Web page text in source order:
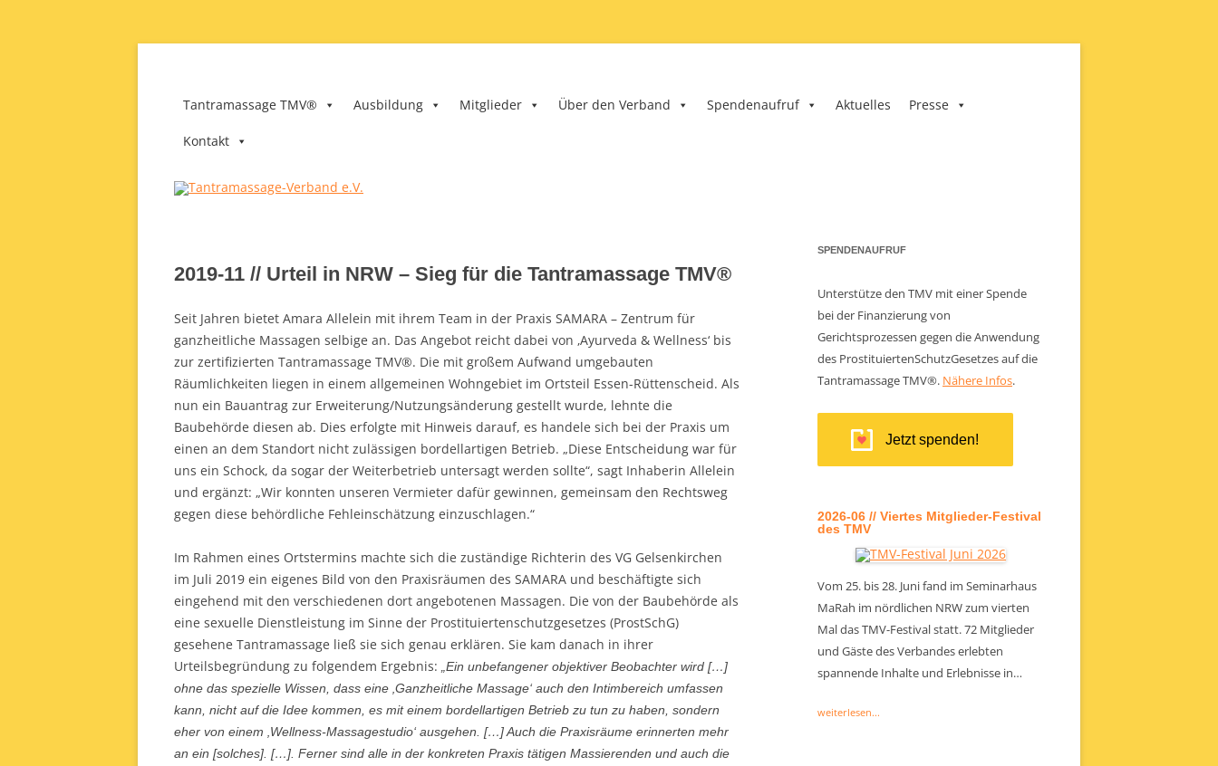
Zum
Tantramassage TMV® Ausbildung Mitglieder Über den Verband Spendenaufruf Aktuelles Presse
Kontakt
2019-11 // Urteil in NRW – Sieg für die Tantramassage TMV®
Seit Jahren bietet Amara Allelein mit ihrem Team in der Praxis SAMARA – Zentrum für
ganzheitliche Massagen selbige an. Das Angebot reicht dabei von ‚Ayurveda & Wellness‘ bis
zur zertifizierten Tantramassage TMV®. Die mit großem Aufwand umgebauten
Räumlichkeiten liegen in einem allgemeinen Wohngebiet im Ortsteil Essen-Rüttenscheid. Als
nun ein Bauantrag zur Erweiterung/Nutzungsänderung gestellt wurde, lehnte die
Baubehörde diesen ab. Dies erfolgte mit Hinweis darauf, es handele sich bei der Praxis um
einen an dem Standort nicht zulässigen bordellartigen Betrieb. „Diese Entscheidung war für
uns ein Schock, da sogar der Weiterbetrieb untersagt werden sollte“, sagt Inhaberin Allelein
und ergänzt: „Wir konnten unseren Vermieter dafür gewinnen, gemeinsam den Rechtsweg
gegen diese behördliche Fehleinschätzung einzuschlagen.“
Im Rahmen eines Ortstermins machte sich die zuständige Richterin des VG Gelsenkirchen
im Juli 2019 ein eigenes Bild von den Praxisräumen des SAMARA und beschäftigte sich
eingehend mit den verschiedenen dort angebotenen Massagen. Die von der Baubehörde als
eine sexuelle Dienstleistung im Sinne der Prostituiertenschutzgesetzes (ProstSchG)
gesehene Tantramassage ließ sie sich genau erklären. Sie kam danach in ihrer
Urteilsbegründung zu folgendem Ergebnis:
„Ein unbefangener objektiver Beobachter wird […]
ohne das spezielle Wissen, dass eine ‚Ganzheitliche Massage‘ auch den Intimbereich umfassen
kann, nicht auf die Idee kommen, es mit einem bordellartigen Betrieb zu tun zu haben, sondern
eher von einem ‚Wellness-Massagestudio‘ ausgehen. […] Auch die Praxisräume erinnerten mehr
an ein [solches]. […]. Ferner sind alle in der konkreten Praxis tätigen Massierenden und auch die
SPENDENAUFRUF
Unterstütze den TMV mit einer Spende
bei der Finanzierung von
Gerichtsprozessen gegen die Anwendung
des ProstituiertenSchutzGesetzes auf die
Tantramassage TMV®. Nähere Infos.
Jetzt spenden!
2026-06 // Viertes Mitglieder-Festival
des TMV
Vom 25. bis 28. Juni fand im Seminarhaus
MaRah im nördlichen NRW zum vierten
Mal das TMV-Festival statt. 72 Mitglieder
und Gäste des Verbandes erlebten
spannende Inhalte und Erlebnisse in…
weiterlesen...